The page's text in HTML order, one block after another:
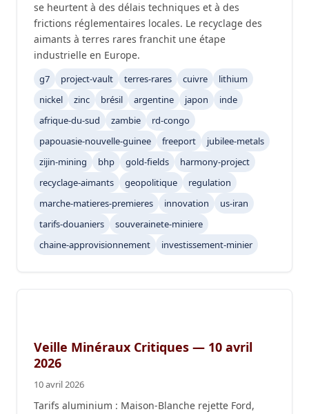
se heurtent à des délais techniques et à des
frictions réglementaires locales. Le recyclage des
aimants à terres rares franchit une étape
industrielle en Europe.
g7 project-vault terres-rares cuivre
lithium
nickel
zinc brésil argentine japon
inde
afrique-du-sud
zambie
rd-congo
papouasie-nouvelle-guinee
freeport
jubilee-metals
zijin-mining
bhp gold-fields
harmony-project
recyclage-aimants
geopolitique
regulation
marche-matieres-premieres
innovation
us-iran
tarifs-douaniers
souverainete-miniere
chaine-approvisionnement
investissement-minier
Veille Minéraux Critiques — 10 avril
2026
10 avril 2026
Tarifs aluminium : Maison-Blanche rejette Ford,